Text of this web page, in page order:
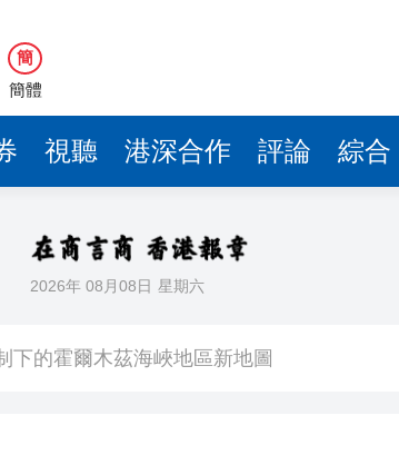
簡
簡體
視聽 港深合作 評論 綜合
2026年 08月08日 星期六
「舊照」：外貌變初心不變
！訂閱價格分三檔
片勒索人夫260萬罪成 法官指被告為報復作案
假日就施工？官方回應
下的霍爾木茲海峽地區新地圖